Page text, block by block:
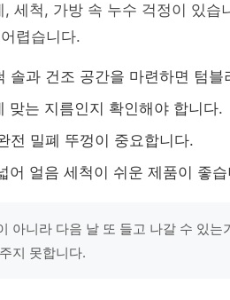
세척, 가방 속 누수 걱정이 있습
렵습니다.
솔과 건조 공간을 마련하면 텀블
맞는 지름인지 확인해야 합니다.
전 밀폐 뚜껑이 중요합니다.
어 얼음 세척이 쉬운 제품이 좋
아니라 다음 날 또 들고 나갈 수 있는
지 못합니다.